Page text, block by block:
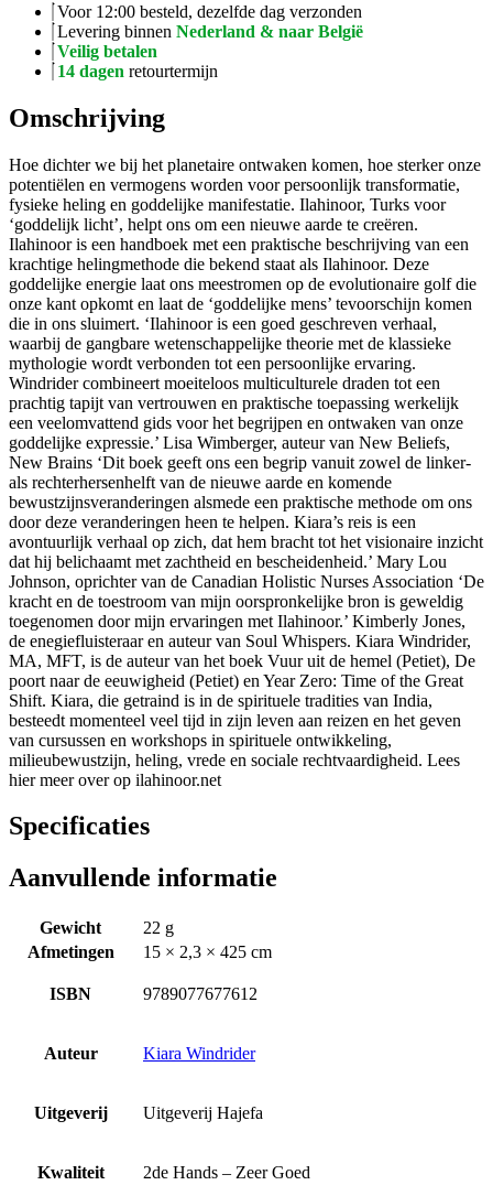
Voor 12:00 besteld, dezelfde dag verzonden
Levering binnen Nederland & naar België
Veilig betalen
14 dagen retourtermijn
Omschrijving
Hoe dichter we bij het planetaire ontwaken komen, hoe sterker onze
potentiëlen en vermogens worden voor persoonlijk transformatie,
fysieke heling en goddelijke manifestatie. Ilahinoor, Turks voor
‘goddelijk licht’, helpt ons om een nieuwe aarde te creëren.
Ilahinoor is een handboek met een praktische beschrijving van een
krachtige helingmethode die bekend staat als Ilahinoor. Deze
goddelijke energie laat ons meestromen op de evolutionaire golf die
onze kant opkomt en laat de ‘goddelijke mens’ tevoorschijn komen
die in ons sluimert. ‘Ilahinoor is een goed geschreven verhaal,
waarbij de gangbare wetenschappelijke theorie met de klassieke
mythologie wordt verbonden tot een persoonlijke ervaring.
Windrider combineert moeiteloos multiculturele draden tot een
prachtig tapijt van vertrouwen en praktische toepassing werkelijk
een veelomvattend gids voor het begrijpen en ontwaken van onze
goddelijke expressie.’ Lisa Wimberger, auteur van New Beliefs,
New Brains ‘Dit boek geeft ons een begrip vanuit zowel de linker-
als rechterhersenhelft van de nieuwe aarde en komende
bewustzijnsveranderingen alsmede een praktische methode om ons
door deze veranderingen heen te helpen. Kiara’s reis is een
avontuurlijk verhaal op zich, dat hem bracht tot het visionaire inzicht
dat hij belichaamt met zachtheid en bescheidenheid.’ Mary Lou
Johnson, oprichter van de Canadian Holistic Nurses Association ‘De
kracht en de toestroom van mijn oorspronkelijke bron is geweldig
toegenomen door mijn ervaringen met Ilahinoor.’ Kimberly Jones,
de enegiefluisteraar en auteur van Soul Whispers. Kiara Windrider,
MA, MFT, is de auteur van het boek Vuur uit de hemel (Petiet), De
poort naar de eeuwigheid (Petiet) en Year Zero: Time of the Great
Shift. Kiara, die getraind is in de spirituele tradities van India,
besteedt momenteel veel tijd in zijn leven aan reizen en het geven
van cursussen en workshops in spirituele ontwikkeling,
milieubewustzijn, heling, vrede en sociale rechtvaardigheid. Lees
hier meer over op ilahinoor.net
Specificaties
Aanvullende informatie
Gewicht
22 g
Afmetingen
15 × 2,3 × 425 cm
ISBN 9789077677612
Auteur Kiara Windrider
Uitgeverij Uitgeverij Hajefa
Kwaliteit 2de Hands – Zeer Goed